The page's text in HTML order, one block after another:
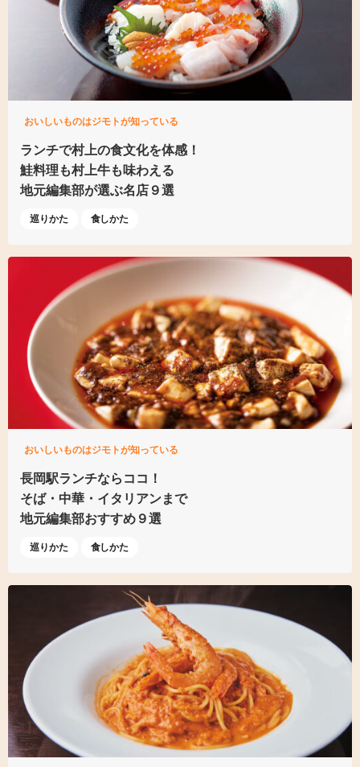
おいしいものはジモトが知っている
ランチで村上の食文化を体感！
鮭料理も村上牛も味わえる
地元編集部が選ぶ名店９選
巡りかた 食しかた
おいしいものはジモトが知っている
長岡駅ランチならココ！
そば・中華・イタリアンまで
地元編集部おすすめ９選
巡りかた 食しかた